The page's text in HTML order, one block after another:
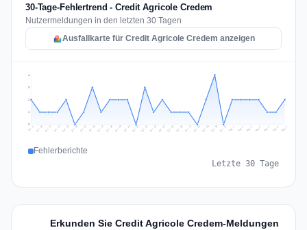
30-Tage-Fehlertrend - Credit Agricole Credem
Nutzermeldungen in den letzten 30 Tagen
Ausfallkarte für Credit Agricole Credem anzeigen
1
2
3
4
Jul 9 Jul 10 Jul 11 Jul 12 Jul 13 Jul 14 Jul 15 Jul 16 Jul 17 Jul 18 Jul 19 Jul 20 Jul 21 Jul 22 Jul 23 Jul 24 Jul 25 Jul 26 Jul 27 Jul 28 Jul 29 Jul 30 Jul 31 Aug 1 Aug 2 Aug 3 Aug 4 Aug 5 Aug 6 Aug 7
Fehlerberichte
Letzte 30 Tage
Erkunden Sie Credit Agricole Credem-Meldungen